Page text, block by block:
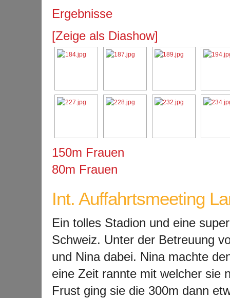
Ergebnisse
[Zeige als Diashow]
150m Frauen
80m Frauen
Int. Auffahrtsmeeting
Ein tolles Stadion und eine
Schweiz. Unter der Betreuung
und Nina dabei. Nina machte
eine Zeit rannte mit welcher sie
Frust ging sie die 300m dann